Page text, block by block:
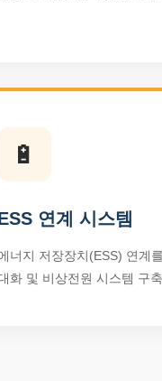
🔋
연계 시스템
너지 저장장치(ESS) 연계
화 및 비상전원 시스템 구축.